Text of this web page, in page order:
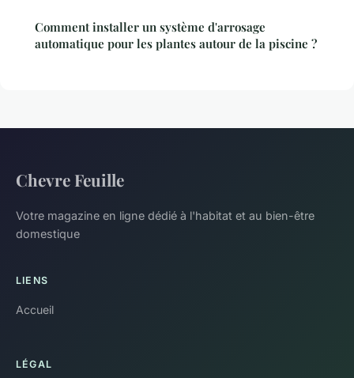
Comment installer un système d'arrosage
automatique pour les plantes autour de la piscine ?
Chevre Feuille
Votre magazine en ligne dédié à l'habitat et au bien-être
domestique
LIENS
Accueil
LÉGAL